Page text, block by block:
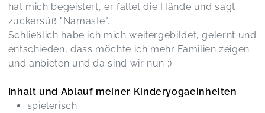
hat mich begeistert, er faltet die Hände und sagt
zuckersüß "Namaste".
Schließlich habe ich mich weitergebildet, gelernt und
entschieden, dass möchte ich mehr Familien zeigen
und anbieten und da sind wir nun :)
Inhalt und Ablauf meiner Kinderyogaeinheiten
spielerisch